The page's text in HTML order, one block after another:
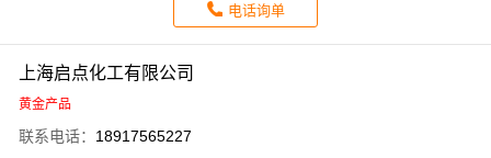
电话询单
上海启点化工有限公司
黄金产品
联系电话： 18917565227